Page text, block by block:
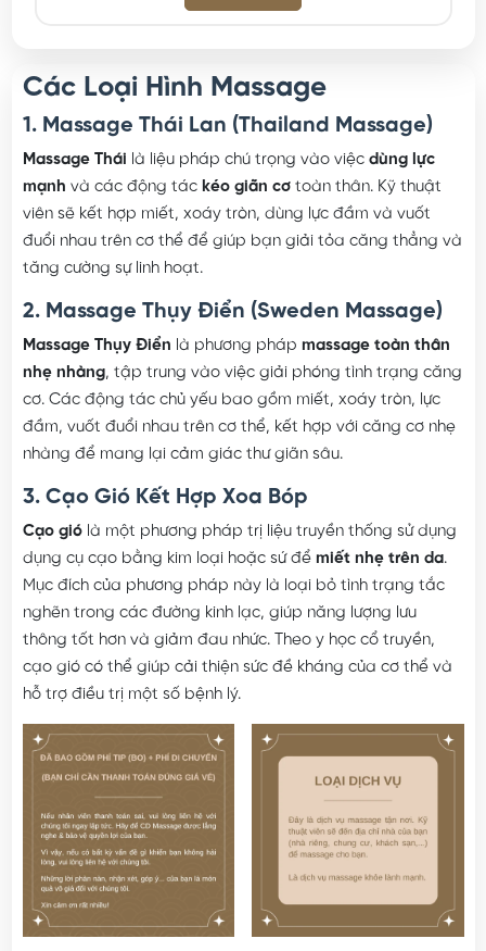
Các Loại Hình Massage
1. Massage Thái Lan (Thailand Massage)
Massage Thái là liệu pháp chú trọng vào việc dùng lực
mạnh và các động tác kéo giãn cơtoàn thân. Kỹ thuật
viên sẽ kết hợp miết, xoáy tròn, dùng lực đầm và vuốt
đuổi nhau trên cơ thể để giúp bạn giải tỏa căng thẳng và
tăng cường sự linh hoạt.
2. Massage Thụy Điển (Sweden Massage)
Massage Thụy Điển là phương pháp massage toàn thân
nhẹ nhàng, tập trung vào việc giải phóng tình trạng căng
cơ. Các động tác chủ yếu bao gồm miết, xoáy tròn, lực
đầm, vuốt đuổi nhau trên cơ thể, kết hợp với căng cơ nhẹ
nhàng để mang lại cảm giác thư giãn sâu.
3. Cạo Gió Kết Hợp Xoa Bóp
Cạo giólà một phương pháp trị liệu truyền thống sử dụng
dụng cụ cạo bằng kim loại hoặc sứ để miết nhẹ trên da.
Mục đích của phương pháp này là loại bỏ tình trạng tắc
nghẽn trong các đường kinh lạc, giúp năng lượng lưu
thông tốt hơn và giảm đau nhức. Theo y học cổ truyền,
cạo gió có thể giúp cải thiện sức đề kháng của cơ thể và
hỗ trợ điều trị một số bệnh lý.